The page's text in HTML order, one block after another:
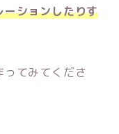
ションしたりす
てみてくださ